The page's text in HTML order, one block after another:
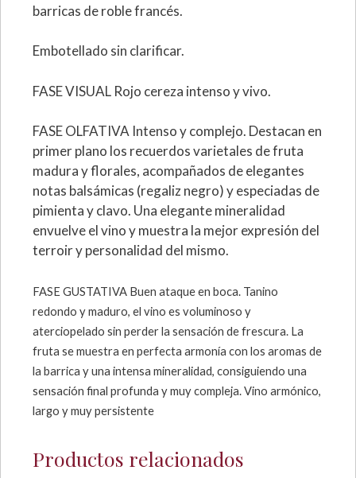
barricas de roble francés.
Embotellado sin clarificar.
FASE VISUAL Rojo cereza intenso y vivo.
FASE OLFATIVA Intenso y complejo. Destacan en
primer plano los recuerdos varietales de fruta
madura y florales, acompañados de elegantes
notas balsámicas (regaliz negro) y especiadas de
pimienta y clavo. Una elegante mineralidad
envuelve el vino y muestra la mejor expresión del
terroir y personalidad del mismo.
FASE GUSTATIVA Buen ataque en boca. Tanino
redondo y maduro, el vino es voluminoso y
aterciopelado sin perder la sensación de frescura. La
fruta se muestra en perfecta armonía con los aromas de
la barrica y una intensa mineralidad, consiguiendo una
sensación final profunda y muy compleja. Vino armónico,
largo y muy persistente
Productos relacionados